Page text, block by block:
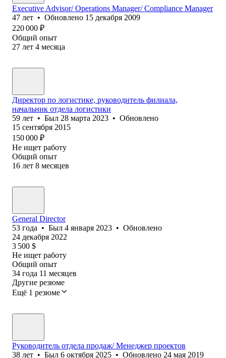
Executive Advisor/ Operations Manager/ Compliance Manager
47 лет • Обновлено 15 декабря 2009
220 000 ₽
Общий опыт
27 лет 4 месяца
Директор по логистике, руководитель филиала,
начальник отдела логистики
59 лет • Был 28 марта 2023 • Обновлено
15 сентября 2015
150 000 ₽
Не ищет работу
Общий опыт
16 лет 8 месяцев
General Director
53 года • Был 4 января 2023 • Обновлено
24 декабря 2022
3 500 $
Не ищет работу
Общий опыт
34 года 11 месяцев
Другие резюме
Ещё 1 резюме
Руководитель отдела продаж/ Менеджер проектов
38 лет • Был 6 октября 2025 • Обновлено 24 мая 2019